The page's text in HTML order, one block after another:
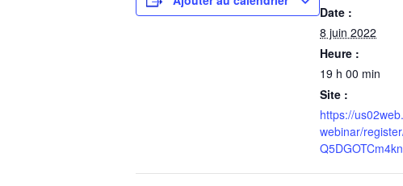
Date :
8 juin 2022
Heure :
19 h 00 min
Site :
https://
webinar/